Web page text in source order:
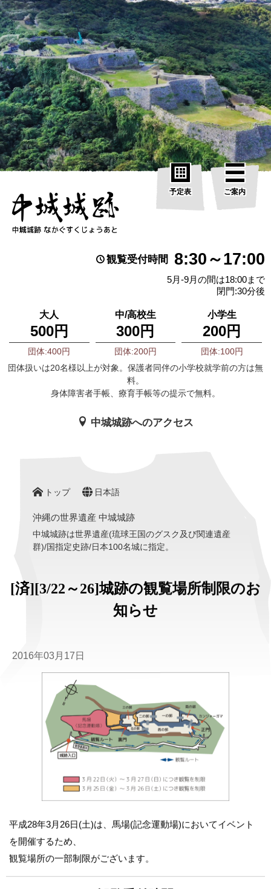
予定表 ご案内
観覧受付時間 8:30～17:00
5月-9月の間は18:00まで
閉門:30分後
大人
500円
団体:400円
中/高校生
300円
団体:200円
小学生
200円
団体:100円
団体扱いは20名様以上が対象。保護者同伴の小学校就学前の方は無
料。
身体障害者手帳、療育手帳等の提示で無料。
中城城跡へのアクセス
トップ 日本語
沖縄の世界遺産 中城城跡
中城城跡は世界遺産(琉球王国のグスク及び関連遺産
群)/国指定史跡/日本100名城に指定。
[済][3/22～26]城跡の観覧場所制限のお
知らせ
2016年03月17日
平成28年3月26日(土)は、馬場(記念運動場)においてイベント
を開催するため、
観覧場所の一部制限がございます。